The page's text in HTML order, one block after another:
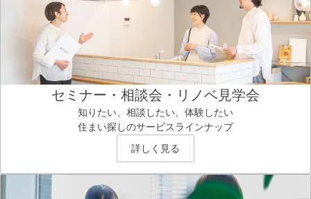
セミナー・相談会・リノベ見学会
知りたい、相談したい、体験したい
住まい探しのサービスラインナップ
詳しく見る